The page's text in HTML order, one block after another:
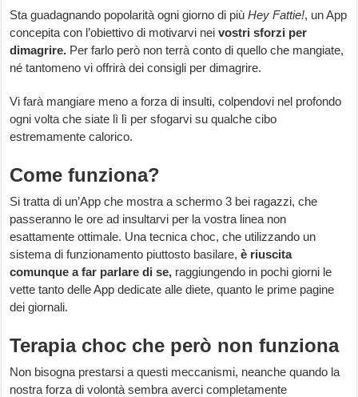
Sta guadagnando popolarità ogni giorno di piùHey Fattie!, un App
concepita con l’obiettivo di motivarvi neivostri sforzi per
dimagrire. Per farlo però non terrà conto di quello che mangiate,
né tantomeno vi offrirà dei consigli per dimagrire.
Vi farà mangiare meno a forza di insulti, colpendovi nel profondo
ogni volta che siate lì lì per sfogarvi su qualche cibo
estremamente calorico.
Come funziona?
Si tratta di un’App che mostra a schermo 3 bei ragazzi, che
passeranno le ore ad insultarvi per la vostra linea non
esattamente ottimale. Una tecnica choc, che utilizzando un
sistema di funzionamento piuttosto basilare,è riuscita
comunque a far parlare di se, raggiungendo in pochi giorni le
vette tanto delle App dedicate alle diete, quanto le prime pagine
dei giornali.
Terapia choc che però non funziona
Non bisogna prestarsi a questi meccanismi, neanche quando la
nostra forza di volontà sembra averci completamente